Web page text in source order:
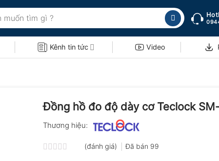
Kênh tin tức Video
Đồng hồ đo độ dày cơ Teclock
Thương hiệu:
(đánh giá) Đã bán 99